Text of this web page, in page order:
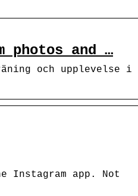
photos and …
och upplevelse i
Instagram app. Not